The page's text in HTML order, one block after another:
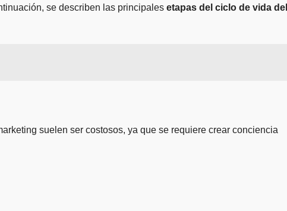
se describen las principales etapas del ciclo de vida del
suelen ser costosos, ya que se requiere crear conciencia